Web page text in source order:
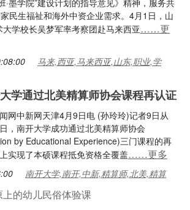
·墨学院”建设计划的指导意见》精神，服务共
民生福祉和海外中资企业需求。4月1日，山
学校长吴梦军率考察团赴马来西亚……更
马来,西亚,马来西亚,山东,职业,学
学通过北美精算师协会课程再认证
网中新网天津4月9日电 (孙玲玲)记者9日从
，南开大学成功通过北美精算师协会
by Educational Experience)三门课程的再
实现了本硕课程抵免资格全覆盖……更多
南开大学,南开,中新,精算师,北美,精算